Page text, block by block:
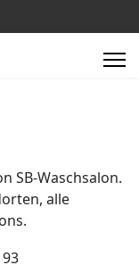
SB-Waschsalon.
alle